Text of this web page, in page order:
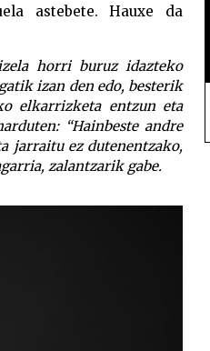
astebete. Hauxe da
horri buruz idazteko
izan den edo, besterik
elkarrizketa entzun eta
“Hainbeste andre
jarraitu ez dutenentzako,
zalantzarik gabe.